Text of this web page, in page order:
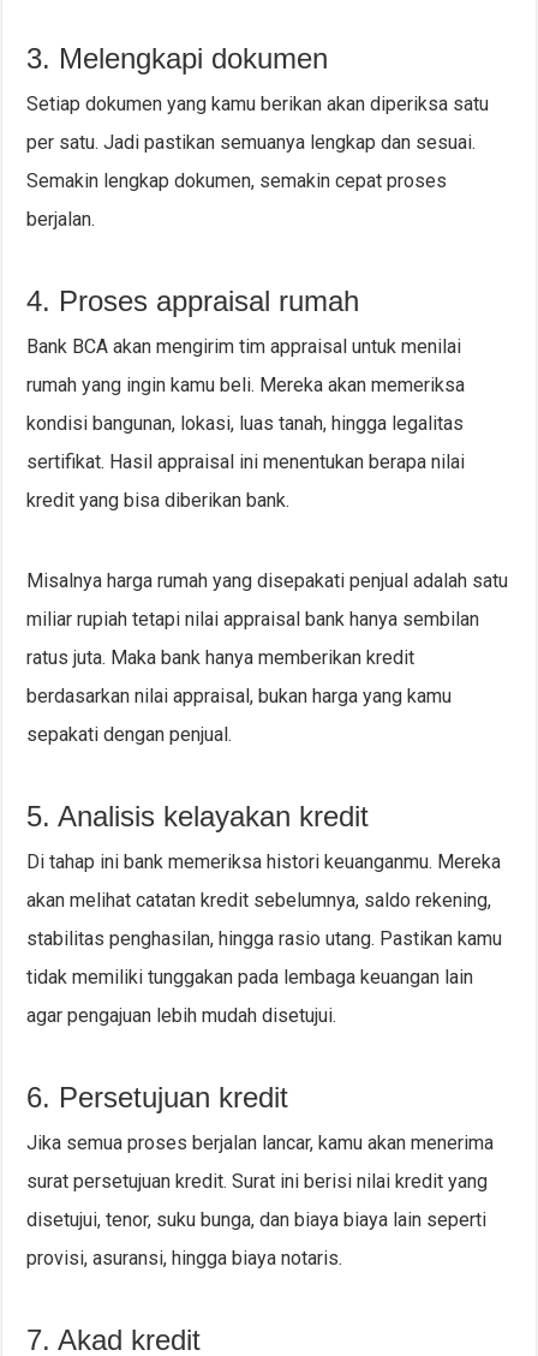
3. Melengkapi dokumen
Setiap dokumen yang kamu berikan akan diperiksa satu
per satu. Jadi pastikan semuanya lengkap dan sesuai.
Semakin lengkap dokumen, semakin cepat proses
berjalan.
4. Proses appraisal rumah
Bank BCA akan mengirim tim appraisal untuk menilai
rumah yang ingin kamu beli. Mereka akan memeriksa
kondisi bangunan, lokasi, luas tanah, hingga legalitas
sertifikat. Hasil appraisal ini menentukan berapa nilai
kredit yang bisa diberikan bank.
Misalnya harga rumah yang disepakati penjual adalah satu
miliar rupiah tetapi nilai appraisal bank hanya sembilan
ratus juta. Maka bank hanya memberikan kredit
berdasarkan nilai appraisal, bukan harga yang kamu
sepakati dengan penjual.
5. Analisis kelayakan kredit
Di tahap ini bank memeriksa histori keuanganmu. Mereka
akan melihat catatan kredit sebelumnya, saldo rekening,
stabilitas penghasilan, hingga rasio utang. Pastikan kamu
tidak memiliki tunggakan pada lembaga keuangan lain
agar pengajuan lebih mudah disetujui.
6. Persetujuan kredit
Jika semua proses berjalan lancar, kamu akan menerima
surat persetujuan kredit. Surat ini berisi nilai kredit yang
disetujui, tenor, suku bunga, dan biaya biaya lain seperti
provisi, asuransi, hingga biaya notaris.
7. Akad kredit